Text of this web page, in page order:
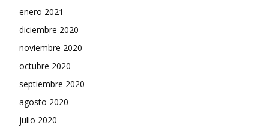
enero 2021
diciembre 2020
noviembre 2020
octubre 2020
septiembre 2020
agosto 2020
julio 2020